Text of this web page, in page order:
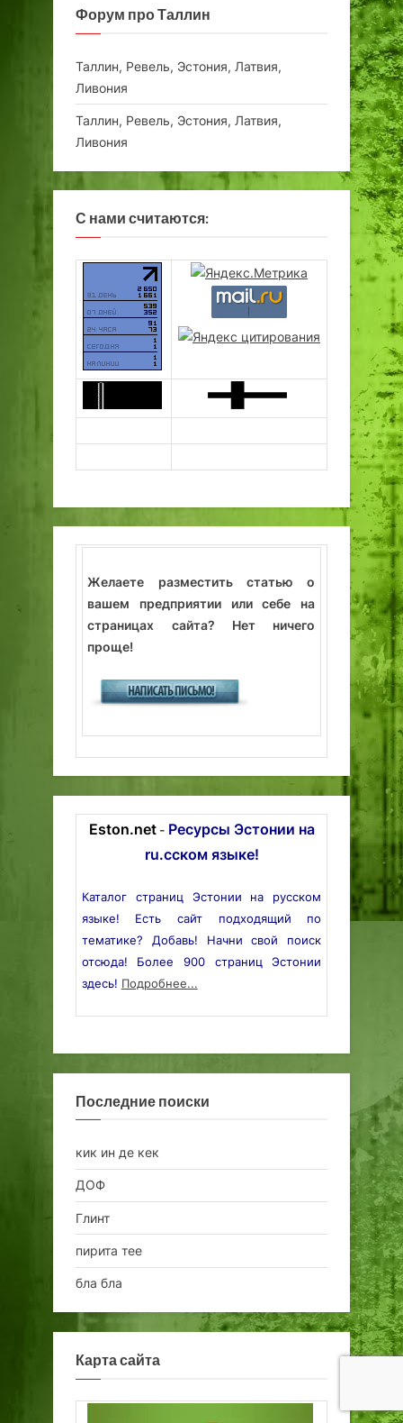
Форум про Таллин
Таллин, Ревель, Эстония, Латвия,
Ливония
Таллин, Ревель, Эстония, Латвия,
Ливония
С нами считаются:
Желаете разместить статью о
вашем предприятии или себе на
страницах сайта? Нет ничего
проще!
Eston.net- Ресурсы Эстонии на
ru.сском языке!
Каталог страниц Эстонии на русском
языке! Есть сайт подходящий по
тематике? Добавь! Начни свой поиск
отсюда! Более 900 страниц Эстонии
здесь! Подробнее...
Последние поиски
кик ин де кек
ДОФ
Глинт
пирита тее
бла бла
Карта сайта